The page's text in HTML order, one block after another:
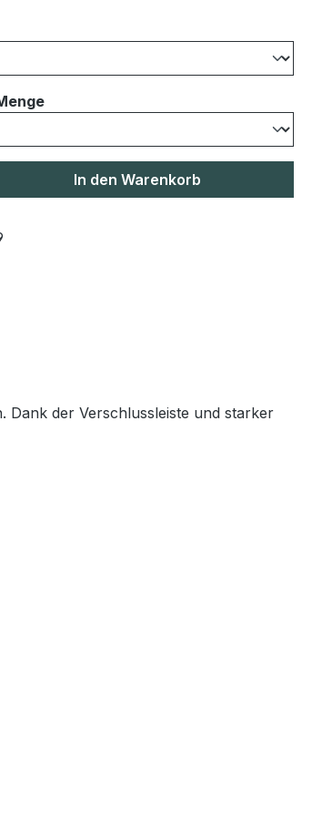
auswählen
den gewünschten Wert
In den Warenkorb
Dank der Verschlussleiste und starker